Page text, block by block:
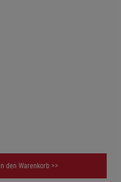
In den Warenkorb >>